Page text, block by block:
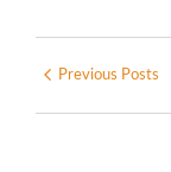
Previous Posts